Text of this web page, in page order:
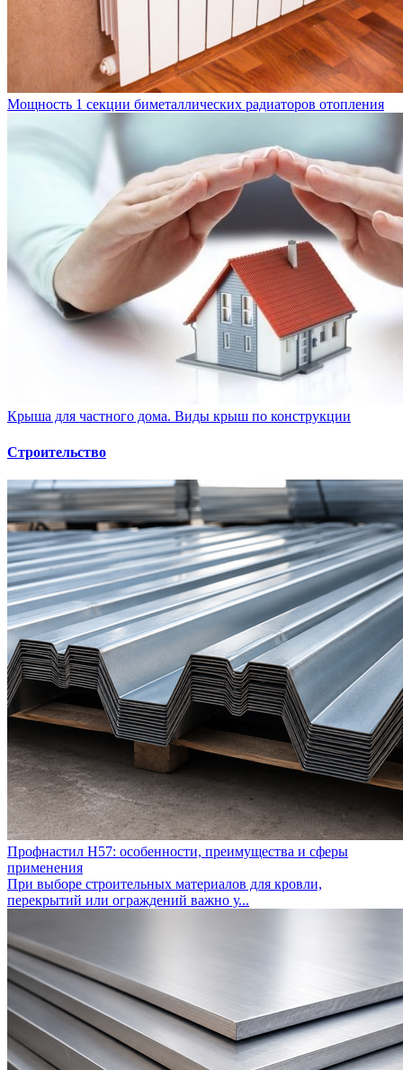
Мощность 1 секции биметаллических радиаторов отопления
Крыша для частного дома. Виды крыш по конструкции
Строительство
Профнастил Н57: особенности, преимущества и сферы
применения
При выборе строительных материалов для кровли,
перекрытий или ограждений важно у...